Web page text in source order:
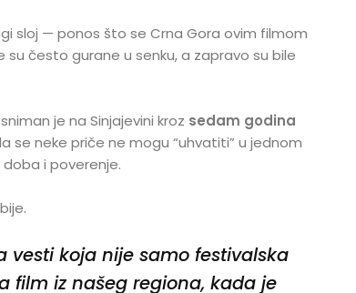
sloj — ponos što se Crna Gora ovim filmom
su često gurane u senku, a zapravo su bile
je na Sinjajevini kroz sedam godina
se neke priče ne mogu “uhvatiti” u jednom
i poverenje.
vesti koja nije samo festivalska
film iz našeg regiona, kada je